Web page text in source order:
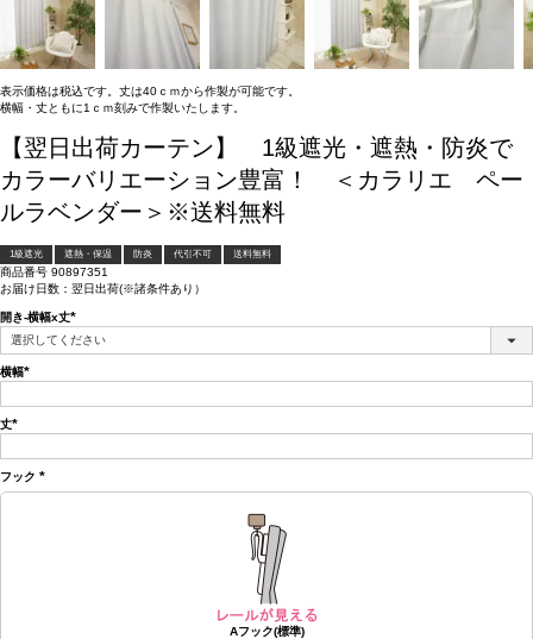
表示価格は税込です。丈は40ｃｍから作製が可能です。
横幅・丈ともに1ｃｍ刻みで作製いたします。
【翌日出荷カーテン】 1級遮光・遮熱・防炎で
カラーバリエーション豊富！ ＜カラリエ ペー
ルラベンダー＞※送料無料
1級遮光 遮熱・保温 防炎 代引不可 送料無料
商品番号 90897351
お届け日数：翌日出荷(※諸条件あり）
開き-横幅x丈
(必
須)
横幅
須)
丈
須)
フック
(必
Aフック(標準)